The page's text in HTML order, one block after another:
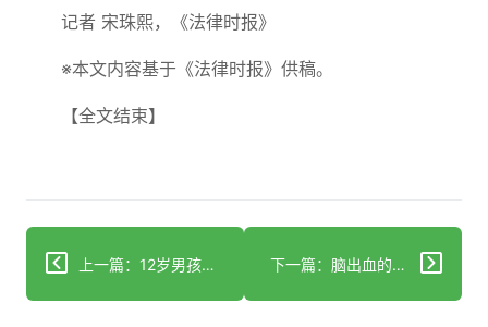
记者 宋珠熙，《法律时报》
※本文内容基于《法律时报》供稿。
【全文结束】
上一篇：12岁男孩死于脑动脉瘤 最后清醒时刻好友紧抱并呼叫其母（独家） 下一篇：脑出血的医学定义与分类